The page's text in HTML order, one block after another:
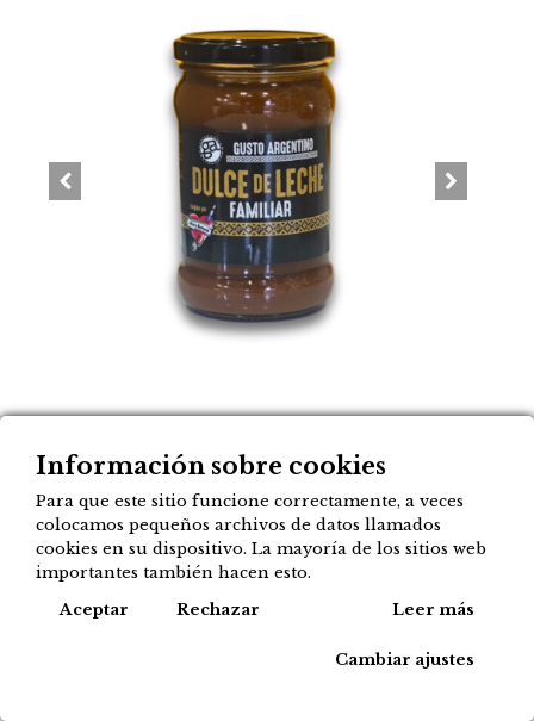
Clásico 350 g Gusto
Argentino
4,50€
Información sobre cookies
Para que este sitio funcione correctamente, a veces
colocamos pequeños archivos de datos llamados
cookies en su dispositivo. La mayoría de los sitios web
importantes también hacen esto.
Aceptar
Rechazar Leer más
Cambiar ajustes